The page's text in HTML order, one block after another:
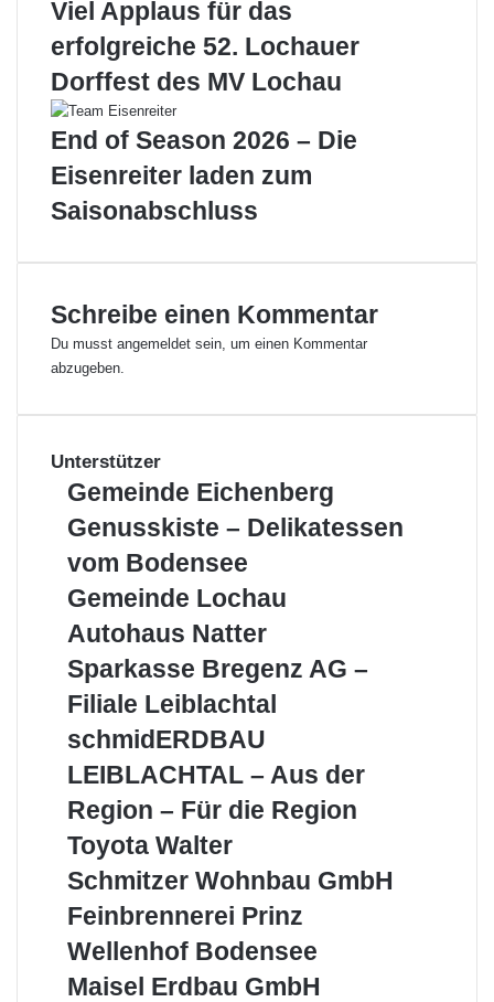
Viel Applaus für das
erfolgreiche 52. Lochauer
Dorffest des MV Lochau
End of Season 2026 – Die
Eisenreiter laden zum
Saisonabschluss
Schreibe einen Kommentar
Du musst angemeldet sein, um einen Kommentar
abzugeben.
Unterstützer
Gemeinde
Gemeinde Eichenberg
Genusskiste
Delikatessen
vom
Genusskiste – Delikatessen
vom Bodensee
Gemeinde
Gemeinde Lochau
Autohaus
Autohaus Natter
Sparkasse
Bregenz
AG
–
Leiblachtal
Sparkasse Bregenz AG –
Filiale Leiblachtal
schmidERDBAU
–
Aus
Region
–
Für
die
Region
schmidERDBAU
LEIBLACHTAL – Aus der
Region – Für die Region
Toyota
Walter
Toyota Walter
Schmitzer
GmbH
Schmitzer Wohnbau GmbH
Feinbrennerei
Feinbrennerei Prinz
Wellenhof
Wellenhof Bodensee
Maisel
Maisel Erdbau GmbH